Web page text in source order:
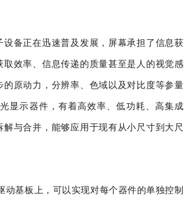
备正在迅速普及发展，屏幕承担了信息获
效率、信息传递的质量甚至是人的视觉感
原动力，分辨率、色域以及对比度等参量
显示器件，有着高效率、低功耗、高集成
与合并，能够应用于现有从小尺寸到大尺
基板上，可以实现对每个器件的单独控制